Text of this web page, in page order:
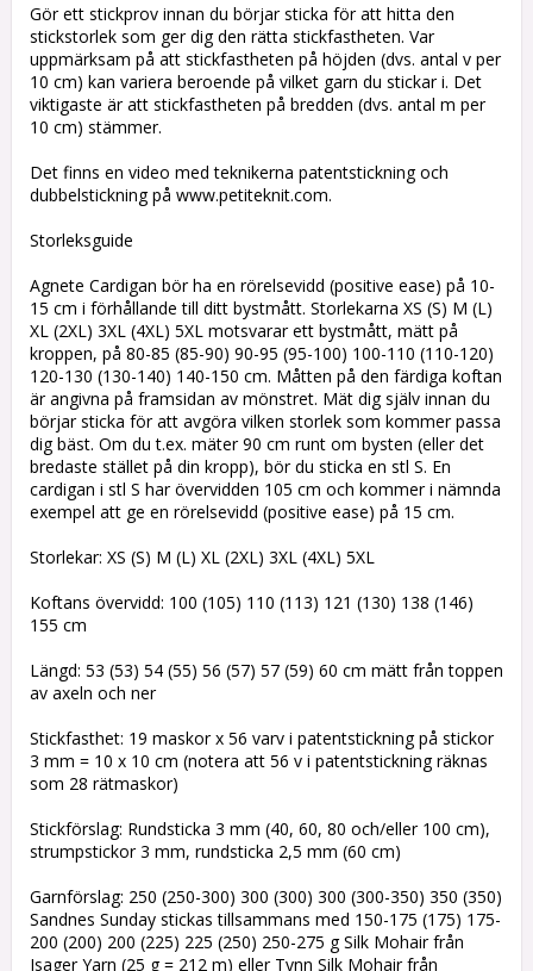
Gör ett stickprov innan du börjar sticka för att hitta den
stickstorlek som ger dig den rätta stickfastheten. Var
uppmärksam på att stickfastheten på höjden (dvs. antal v per
10 cm) kan variera beroende på vilket garn du stickar i. Det
viktigaste är att stickfastheten på bredden (dvs. antal m per
10 cm) stämmer.
Det finns en video med teknikerna patentstickning och
dubbelstickning på www.petiteknit.com.
Storleksguide
Agnete Cardigan bör ha en rörelsevidd (positive ease) på 10-
15 cm i förhållande till ditt bystmått. Storlekarna XS (S) M (L)
XL (2XL) 3XL (4XL) 5XL motsvarar ett bystmått, mätt på
kroppen, på 80-85 (85-90) 90-95 (95-100) 100-110 (110-120)
120-130 (130-140) 140-150 cm. Måtten på den färdiga koftan
är angivna på framsidan av mönstret. Mät dig själv innan du
börjar sticka för att avgöra vilken storlek som kommer passa
dig bäst. Om du t.ex. mäter 90 cm runt om bysten (eller det
bredaste stället på din kropp), bör du sticka en stl S. En
cardigan i stl S har övervidden 105 cm och kommer i nämnda
exempel att ge en rörelsevidd (positive ease) på 15 cm.
Storlekar: XS (S) M (L) XL (2XL) 3XL (4XL) 5XL
Koftans övervidd: 100 (105) 110 (113) 121 (130) 138 (146)
155 cm
Längd: 53 (53) 54 (55) 56 (57) 57 (59) 60 cm mätt från toppen
av axeln och ner
Stickfasthet: 19 maskor x 56 varv i patentstickning på stickor
3 mm = 10 x 10 cm (notera att 56 v i patentstickning räknas
som 28 rätmaskor)
Stickförslag: Rundsticka 3 mm (40, 60, 80 och/eller 100 cm),
strumpstickor 3 mm, rundsticka 2,5 mm (60 cm)
Garnförslag: 250 (250-300) 300 (300) 300 (300-350) 350 (350)
Sandnes Sunday stickas tillsammans med 150-175 (175) 175-
200 (200) 200 (225) 225 (250) 250-275 g Silk Mohair från
Isager Yarn (25 g = 212 m) eller Tynn Silk Mohair från